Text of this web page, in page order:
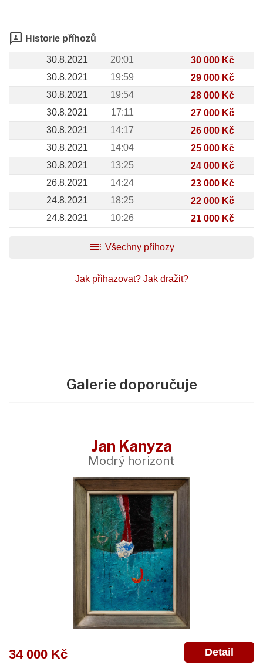
3p Historie příhozů
30.8.2021 20:01
30 000 Kč
30.8.2021
19:59
29 000 Kč
30.8.2021
19:54
28 000 Kč
30.8.2021
17:11
27 000 Kč
30.8.2021
14:17
26 000 Kč
30.8.2021
14:04
25 000 Kč
30.8.2021
13:25
24 000 Kč
26.8.2021
14:24
23 000 Kč
24.8.2021
18:25
22 000 Kč
24.8.2021
10:26 21 000 Kč
toc Všechny příhozy
Jak přihazovat? Jak dražit?
Galerie doporučuje
Jan Kanyza
Modrý horizont
34 000 Kč Detail